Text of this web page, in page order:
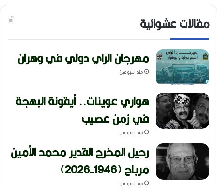
مقالات عشوائية
مهرجان الراي دولي في وهران
منذ أسبوعين
هواري عوينات.. أيقونة البهجة
في زمن عصيب
منذ أسبوعين
رحيل المخرج القدير محمد الأمين
مرباح (1946-2026)
منذ أسبوعين